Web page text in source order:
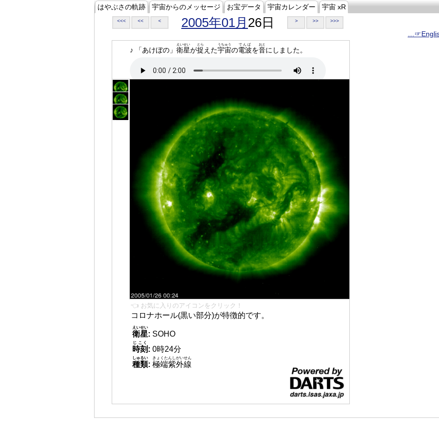
はやぶさの軌跡 宇宙からのメッセージ お宝データ 宇宙カレンダー 宇宙 xR
<<< << < 2005年01月 26日 > >> >>>
♪ 「あけぼの」 衛星
えいせい
が捉
とら
えた宇宙
うちゅう
の電波
でんぱ
を音
おと
にしました。
👈 お気に入りのアイコンをクリック！
コロナホール(黒い部分)が特徴的です。
衛星
えいせい
: SOHO
時刻
じこく
: 0時24分
種類
しゅるい
: 極端紫外線
きょくたんしがいせん